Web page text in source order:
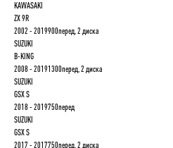
KAWASAKI
ZX 9R
2002 - 2019900перед, 2 диска
SUZUKI
B-KING
2008 - 20191300перед, 2 диска
SUZUKI
GSX S
2018 - 2019750перед
SUZUKI
GSX S
2017 - 2017750перед, 2 диска